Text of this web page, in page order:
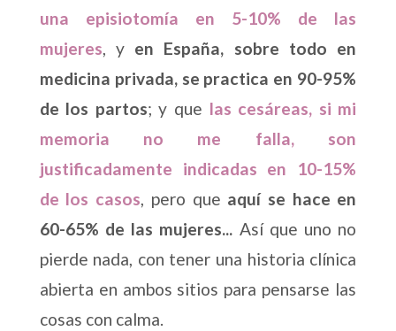
una episiotomía en 5-10% de las
mujeres, y en España, sobre todo en
medicina privada, se practica en 90-95%
de los partos; y que las cesáreas, si mi
memoria no me falla, son
justificadamente indicadas en 10-15%
de los casos, pero que aquí se hace en
60-65% de las mujeres... Así que uno no
pierde nada, con tener una historia clínica
abierta en ambos sitios para pensarse las
cosas con calma.